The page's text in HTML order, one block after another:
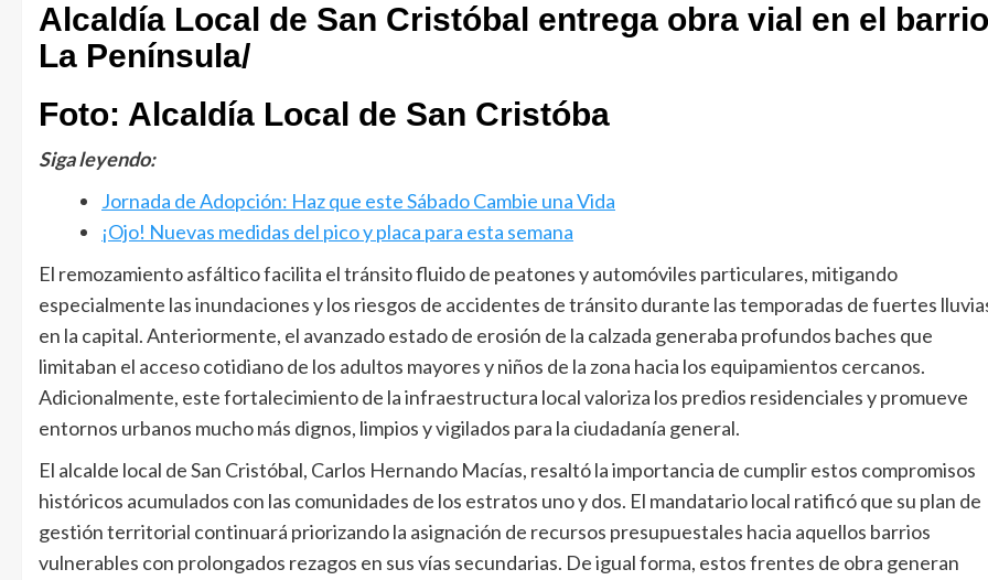
Alcaldía Local de San Cristóbal entrega obra vial en el barrio
La Península/
Foto: Alcaldía Local de San Cristóba
Siga leyendo:
Jornada de Adopción: Haz que este Sábado Cambie una Vida
¡Ojo! Nuevas medidas del pico y placa para esta semana
El remozamiento asfáltico facilita el tránsito fluido de peatones y automóviles particulares, mitigando
especialmente las inundaciones y los riesgos de accidentes de tránsito durante las temporadas de fuertes
en la capital. Anteriormente, el avanzado estado de erosión de la calzada generaba profundos baches que
limitaban el acceso cotidiano de los adultos mayores y niños de la zona hacia los equipamientos cercanos.
Adicionalmente, este fortalecimiento de la infraestructura local valoriza los predios residenciales y promueve
entornos urbanos mucho más dignos, limpios y vigilados para la ciudadanía general.
El alcalde local de San Cristóbal, Carlos Hernando Macías, resaltó la importancia de cumplir estos compromisos
históricos acumulados con las comunidades de los estratos uno y dos. El mandatario local ratificó que su plan de
gestión territorial continuará priorizando la asignación de recursos presupuestales hacia aquellos barrios
vulnerables con prolongados rezagos en sus vías secundarias. De igual forma, estos frentes de obra generan